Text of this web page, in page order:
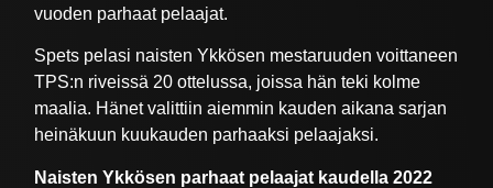
vuoden parhaat pelaajat.
Spets pelasi naisten Ykkösen mestaruuden voittaneen
TPS:n riveissä 20 ottelussa, joissa hän teki kolme
maalia. Hänet valittiin aiemmin kauden aikana sarjan
heinäkuun kuukauden parhaaksi pelaajaksi.
Naisten Ykkösen parhaat pelaajat kaudella 2022